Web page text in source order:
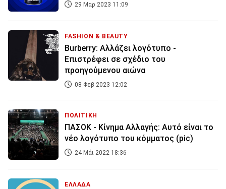
29 Μαρ 2023 11:09
FASHION & BEAUTY
Burberry: Αλλάζει λογότυπο -
Επιστρέφει σε σχέδιο του
προηγούμενου αιώνα
08 Φεβ 2023 12:02
ΠΟΛΙΤΙΚΗ
ΠΑΣΟΚ - Κίνημα Αλλαγής: Αυτό είναι το
νέο λογότυπο του κόμματος (pic)
24 Μάι 2022 18:36
ΕΛΛΑΔΑ